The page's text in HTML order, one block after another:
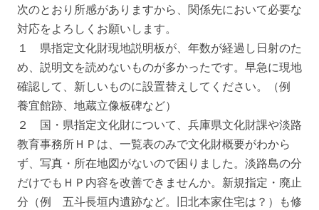
次のとおり所感がありますから、関係先において必要な
対応をよろしくお願いします。
１ 県指定文化財現地説明板が、年数が経過し日射のた
め、説明文を読めないものが多かったです。早急に現地
確認して、新しいものに設置替えしてください。（例
養宜館跡、地蔵立像板碑など）
２ 国・県指定文化財について、兵庫県文化財課や淡路
教育事務所ＨＰは、一覧表のみで文化財概要がわから
ず、写真・所在地図がないので困りました。淡路島の分
だけでもＨＰ内容を改善できませんか。新規指定・廃止
分（例 五斗長垣内遺跡など。旧北本家住宅は？）も修